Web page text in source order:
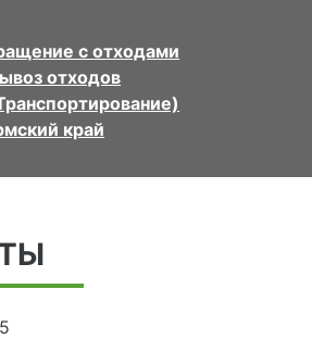
с отходами
отходов
край